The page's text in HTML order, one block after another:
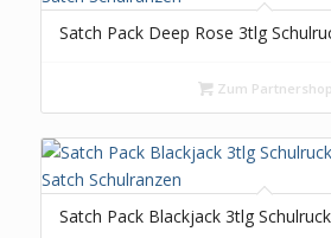
Satch Pack Deep Rose 3tlg
Zum Partnershop
Satch Pack Blackjack 3tlg